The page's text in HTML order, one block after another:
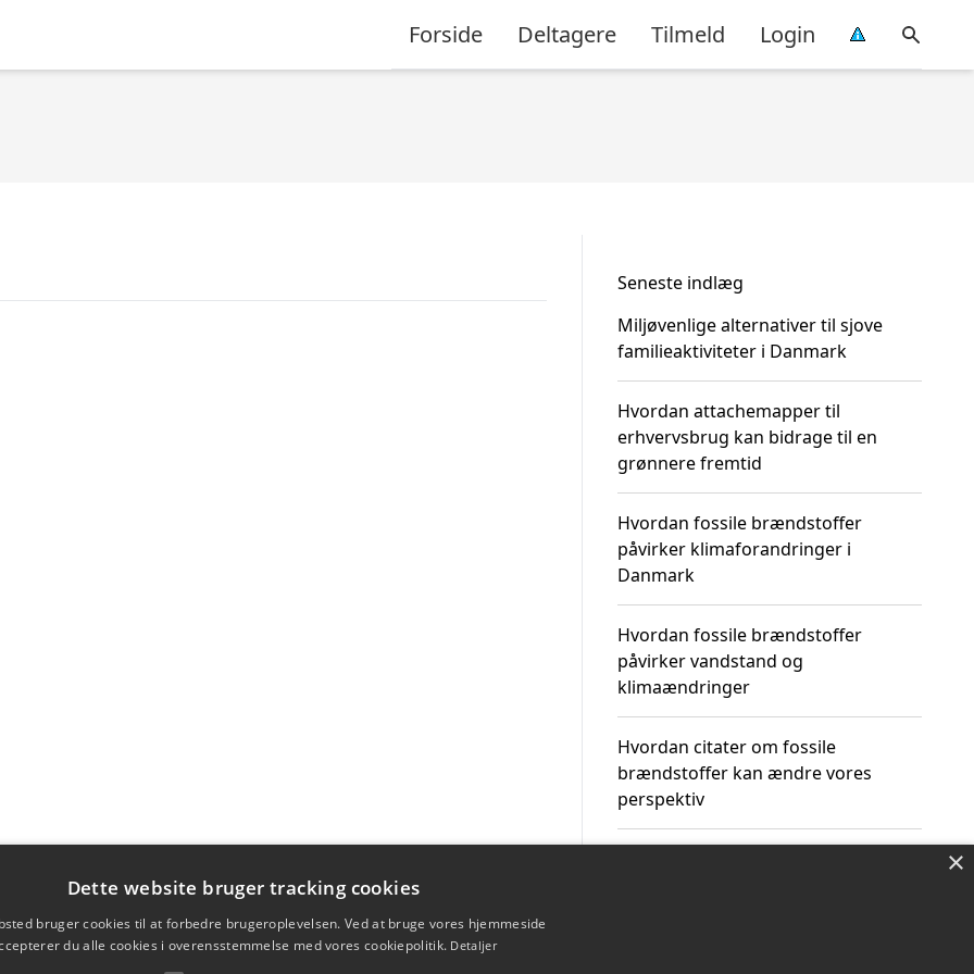
Forside Deltagere Tilmeld Login
Seneste indlæg
Miljøvenlige alternativer til sjove
familieaktiviteter i Danmark
Hvordan attachemapper til
erhvervsbrug kan bidrage til en
grønnere fremtid
Hvordan fossile brændstoffer
påvirker klimaforandringer i
Danmark
Hvordan fossile brændstoffer
påvirker vandstand og
klimaændringer
Hvordan citater om fossile
brændstoffer kan ændre vores
perspektiv
×
Dette website bruger tracking cookies
bruger cookies til at forbedre brugeroplevelsen. Ved at bruge vores hjemmeside
du alle cookies i overensstemmelse med vores cookiepolitik. Detaljer